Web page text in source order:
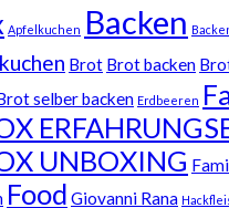
Apfelkuchen Backen
Brot Brot backen
selber backen Erdbeeren
UNBOXING
Food Giovanni Rana